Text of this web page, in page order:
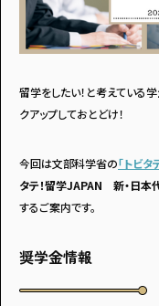
留学をしたい！と考えている
クアップしておとどけ！
今回は文部科学省の「トビ
タテ！留学JAPAN 新・日
するご案内です。
奨学金情報